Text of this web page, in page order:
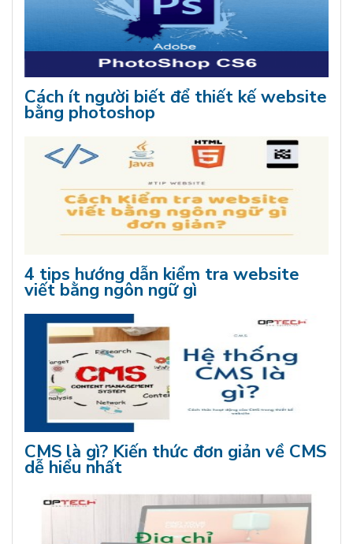
Cách ít người biết để thiết kế website
bằng photoshop
4 tips hướng dẫn kiểm tra website
viết bằng ngôn ngữ gì
CMS là gì? Kiến thức đơn giản về CMS
dễ hiểu nhất